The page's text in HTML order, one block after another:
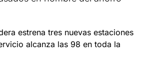
estrena tres nuevas estaciones
alcanza las 98 en toda la